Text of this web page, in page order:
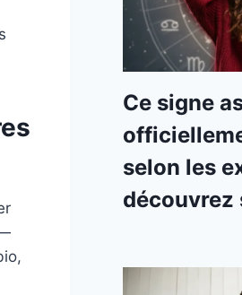
Ce signe
selon les
découvrez